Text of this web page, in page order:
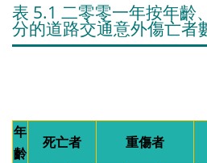
表 5.1 二零零一年按年齡
分的道路交通意外傷亡者
年
齡
死亡者 重傷者